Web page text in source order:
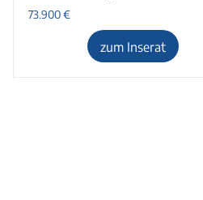
73.900€
zum Inserat